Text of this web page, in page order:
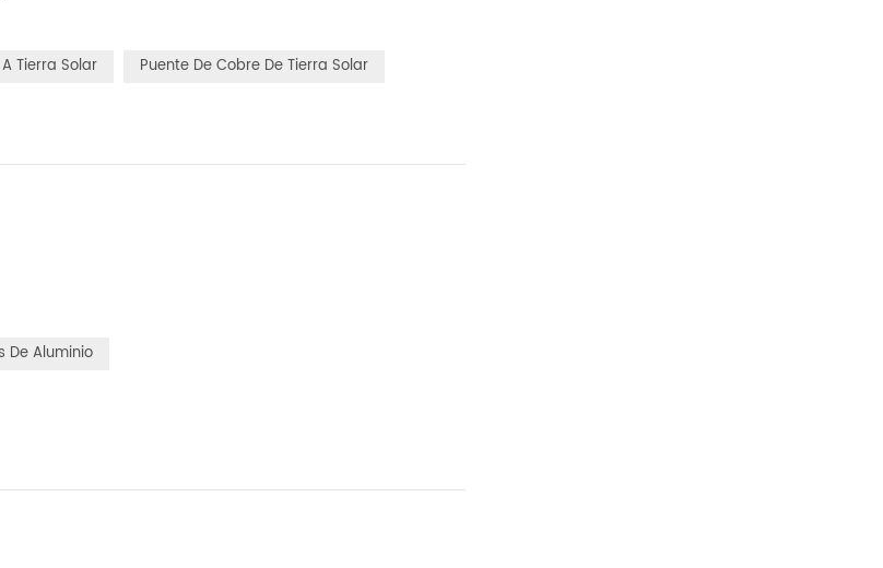
Tierra Solar Puente De Cobre De Tierra Solar
De Aluminio